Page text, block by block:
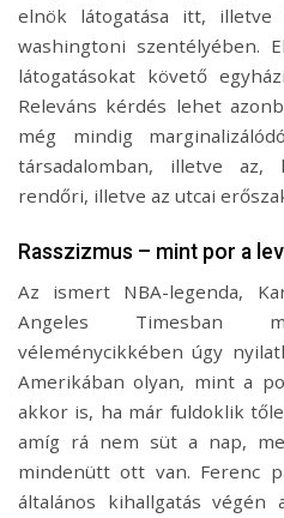
elnök látogatása itt, illetve
washingtoni szentélyében.
látogatásokat követő
Releváns kérdés lehet
még mindig
társadalomban, illetve az,
rendőri, illetve az utcai
Rasszizmus – mint por a
Az ismert NBA-legenda,
Angeles Timesban
véleménycikkében úgy
Amerikában olyan, mint a
akkor is, ha már fuldoklik
amíg rá nem süt a nap,
mindenütt ott van. Ferenc
általános kihallgatás végén